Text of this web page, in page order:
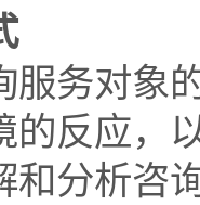
服务对象
的反应，
和分析咨